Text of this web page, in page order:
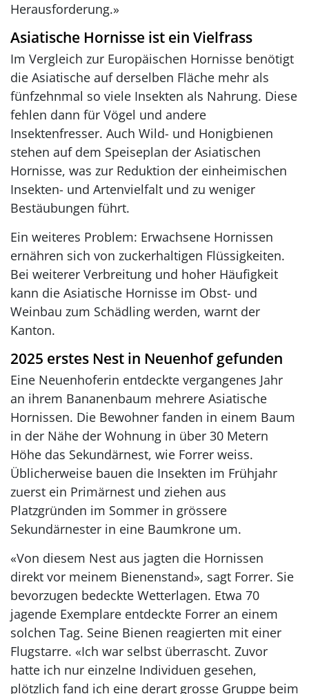
Herausforderung.»
Asiatische Hornisse ist ein Vielfrass
Im Vergleich zur Europäischen Hornisse benötigt
die Asiatische auf derselben Fläche mehr als
fünfzehnmal so viele Insekten als Nahrung. Diese
fehlen dann für Vögel und andere
Insektenfresser. Auch Wild- und Honigbienen
stehen auf dem Speiseplan der Asiatischen
Hornisse, was zur Reduktion der einheimischen
Insekten- und Artenvielfalt und zu weniger
Bestäubungen führt.
Ein weiteres Problem: Erwachsene Hornissen
ernähren sich von zuckerhaltigen Flüssigkeiten.
Bei weiterer Verbreitung und hoher Häufigkeit
kann die Asiatische Hornisse im Obst- und
Weinbau zum Schädling werden, warnt der
Kanton.
2025 erstes Nest in Neuenhof gefunden
Eine Neuenhoferin entdeckte vergangenes Jahr
an ihrem Bananenbaum mehrere Asiatische
Hornissen. Die Bewohner fanden in einem Baum
in der Nähe der Wohnung in über 30 Metern
Höhe das Sekundärnest, wie Forrer weiss.
Üblicherweise bauen die Insekten im Frühjahr
zuerst ein Primärnest und ziehen aus
Platzgründen im Sommer in grössere
Sekundärnester in eine Baumkrone um.
«Von diesem Nest aus jagten die Hornissen
direkt vor meinem Bienenstand», sagt Forrer. Sie
bevorzugen bedeckte Wetterlagen. Etwa 70
jagende Exemplare entdeckte Forrer an einem
solchen Tag. Seine Bienen reagierten mit einer
Flugstarre. «Ich war selbst überrascht. Zuvor
hatte ich nur einzelne Individuen gesehen,
plötzlich fand ich eine derart grosse Gruppe beim